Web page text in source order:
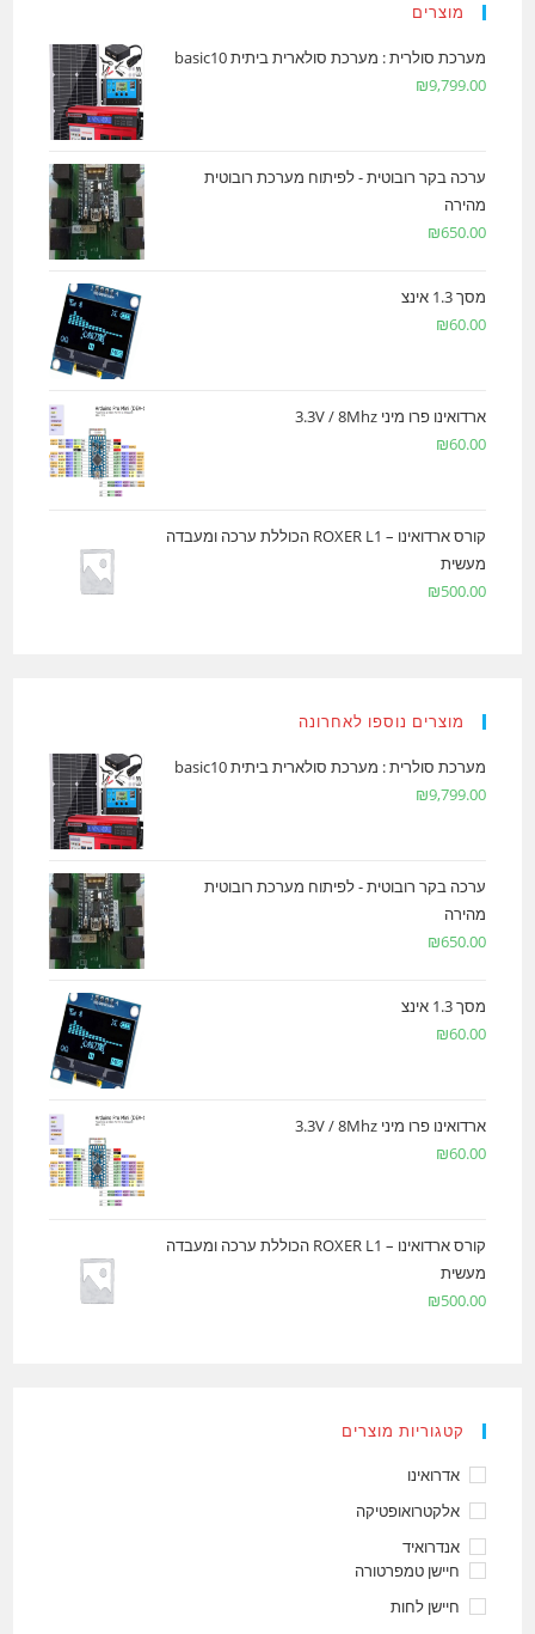
מוצרים
מערכת סולרית : מערכת סולארית ביתית basic10
₪9,799.00
ערכה בקר רובוטית - לפיתוח מערכת רובוטית
מהירה
₪650.00
מסך 1.3 אינצ
₪60.00
ארדואינו פרו מיני 3.3V / 8Mhz
₪60.00
קורס ארדואינו – ROXER L1 הכוללת ערכה ומעבדה
מעשית
₪500.00
מוצרים נוספו לאחרונה
מערכת סולרית : מערכת סולארית ביתית basic10
₪9,799.00
ערכה בקר רובוטית - לפיתוח מערכת רובוטית
מהירה
₪650.00
מסך 1.3 אינצ
₪60.00
ארדואינו פרו מיני 3.3V / 8Mhz
₪60.00
קורס ארדואינו – ROXER L1 הכוללת ערכה ומעבדה
מעשית
₪500.00
קטגוריות מוצרים
אדרואינו
אלקטרואופטיקה
אנדרואיד
חיישן טמפרטורה
חיישן לחות